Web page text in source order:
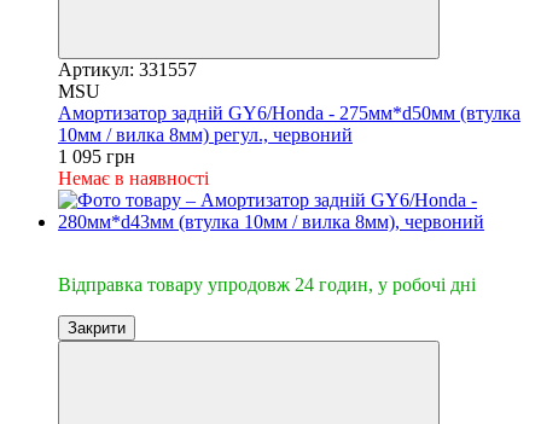
Артикул: 331557
MSU
Амортизатор задній GY6/Honda - 275мм*d50мм (втулка
10мм / вилка 8мм) регул., червоний
1 095 грн
Немає в наявності
Відправка товару упродовж 24 годин, у робочі дні
Закрити